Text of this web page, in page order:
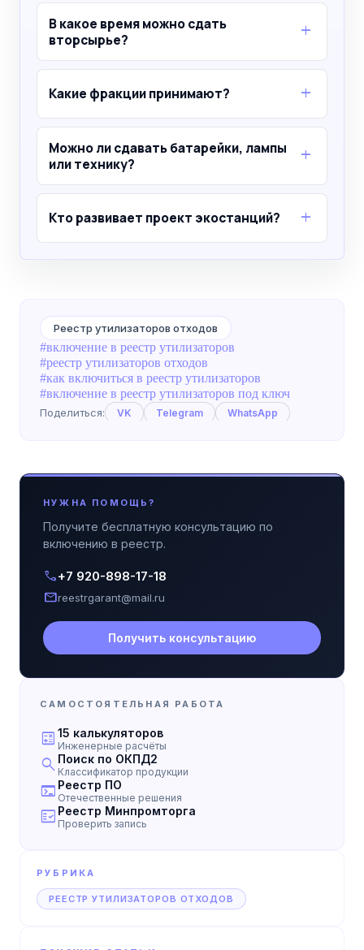
В какое время можно сдать
вторсырье?
Какие фракции принимают?
Можно ли сдавать батарейки, лампы
или технику?
Кто развивает проект экостанций?
Реестр утилизаторов отходов
#включение в реестр утилизаторов
#реестр утилизаторов отходов
#как включиться в реестр утилизаторов
#включение в реестр утилизаторов под ключ
Поделиться: VK Telegram WhatsApp
НУЖНА ПОМОЩЬ?
Получите бесплатную консультацию по
включению в реестр.
call+7 920-898-17-18
mailreestrgarant@mail.ru
Получить консультацию
САМОСТОЯТЕЛЬНАЯ РАБОТА
calculate 15 калькуляторов
Инженерные расчёты
search Поиск по ОКПД2
Классификатор продукции
terminal Реестр ПО
Отечественные решения
fact_check Реестр Минпромторга
Проверить запись
РУБРИКА
РЕЕСТР УТИЛИЗАТОРОВ ОТХОДОВ